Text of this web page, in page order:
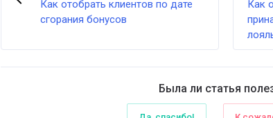
Как отобрать клиентов по дате
сгорания бонусов
Как
Была ли статья